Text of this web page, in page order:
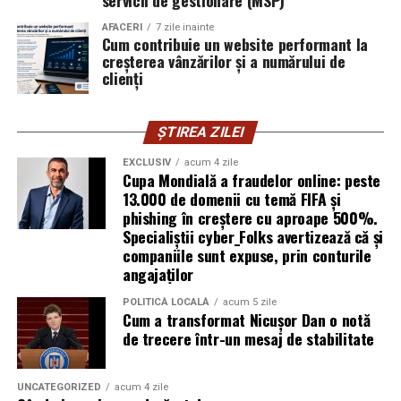
explică Horațiu Șimon, Chief Technology Officer
cyber_Folks România.
Subiectul a fost semnalat și de FBI, care a inclus în
informările din ultima lună amenințările asociate
operațiuni de dezinformare.
Avertismentele publice s-au concentrat în principal
asupra fanilor și infrastructurii orașelor gazdă, însă
specialiștii atrag atenția că firmele pot fi afectate
inclusiv atunci când nu au nicio legătură directă cu
industria sportului, turismului sau vânzarea de bilete.
Atacurile sunt mai eficiente în contextul
evenimentelor globale
Campaniile de phishing asociate evenimentelor
importante profită de interesul public ridicat, de
AFACERI 7 zile inainte
Cum contribuie un website performant la
creșterea vânzărilor și a numărului de
clienți
ȘTIREA ZILEI
EXCLUSIV acum 4 zile
Cupa Mondială a fraudelor online: peste
13.000 de domenii cu temă FIFA și
phishing în creștere cu aproape 500%.
Specialiștii cyber_Folks avertizează că și
companiile sunt expuse, prin conturile
angajaților
POLITICĂ LOCALĂ acum 5 zile
Cum a transformat Nicușor Dan o notă
de trecere într-un mesaj de stabilitate
UNCATEGORIZED acum 4 zile